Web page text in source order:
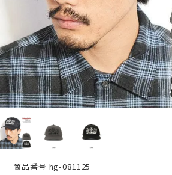
商品番号 hg-081125